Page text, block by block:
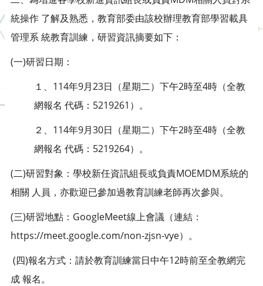
統操作 了解及熟悉，教育部委由該校辦理教育部學習載具
管理系 統教育訓練，研習資訊摘要如下：
(一)研習日期：
１、114年9月23日（星期二）下午2時至4時（全教
網報名 代碼：5219261）。
２、114年9月30日（星期二）下午2時至4時（全教
網報名 代碼：5219264）。
(二)研習對象：學校新任資訊組長或負責MOEMDM系統的
相關 人員，亦歡迎已參加過教育訓練老師再次參與。
(三)研習地點：GoogleMeet線上會議（連結：
https://meet.google.com/non-zjsn-vye）。
(四)報名方式：請於教育訓練當日中午12時前至全教網完
成 報名。